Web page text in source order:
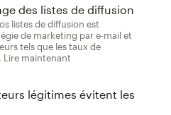
des listes de diffusion
listes de diffusion est
de marketing par e-mail et
tels que les taux de
maintenant
légitimes évitent les